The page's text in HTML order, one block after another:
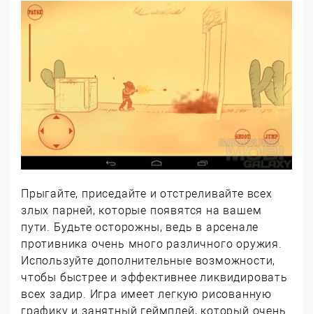
Прыгайте, приседайте и отстреливайте всех
злых парней, которые появятся на вашем
пути. Будьте осторожны, ведь в арсенале
противника очень много различного оружия.
Используйте дополнительные возможности,
чтобы быстрее и эффективнее ликвидировать
всех задир. Игра имеет легкую рисованную
графику и занятный геймплей, который очень